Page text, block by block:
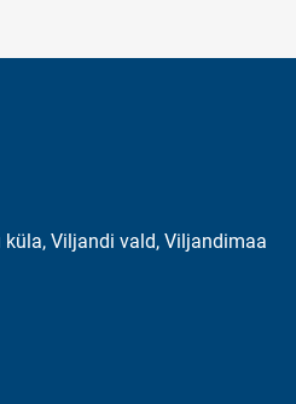
küla, Viljandi vald, Viljandimaa